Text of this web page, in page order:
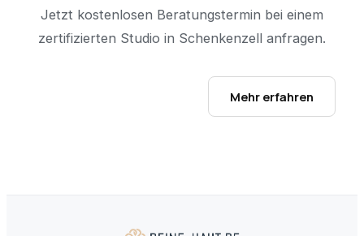
Jetzt kostenlosen Beratungstermin bei einem
zertifizierten Studio in Schenkenzell anfragen.
Mehr erfahren